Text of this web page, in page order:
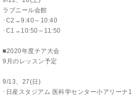
ラブニール会館
･C2→9:40～10:40
･C1→10:50～11:50
■2020年度チア大会
9月のレッスン予定
9/13、27(日)
･日産スタジアム 医科学センター小アリーナ1